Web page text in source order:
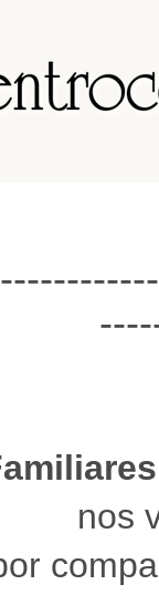
nos